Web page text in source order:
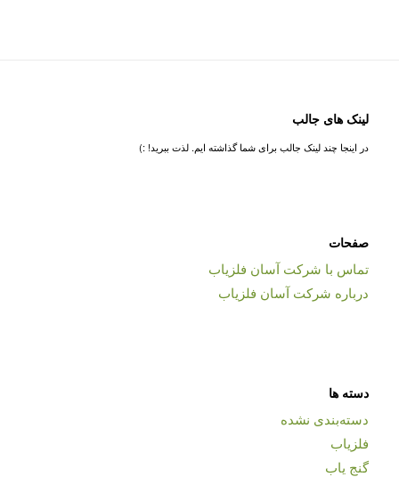
لینک های جالب
در اینجا چند لینک جالب برای شما گذاشته ایم. لذت ببرید! :)
صفحات
تماس با شرکت آسان فلزیاب
درباره شرکت آسان فلزیاب
دسته ها
دسته‌بندی نشده
فلزیاب
گنج یاب